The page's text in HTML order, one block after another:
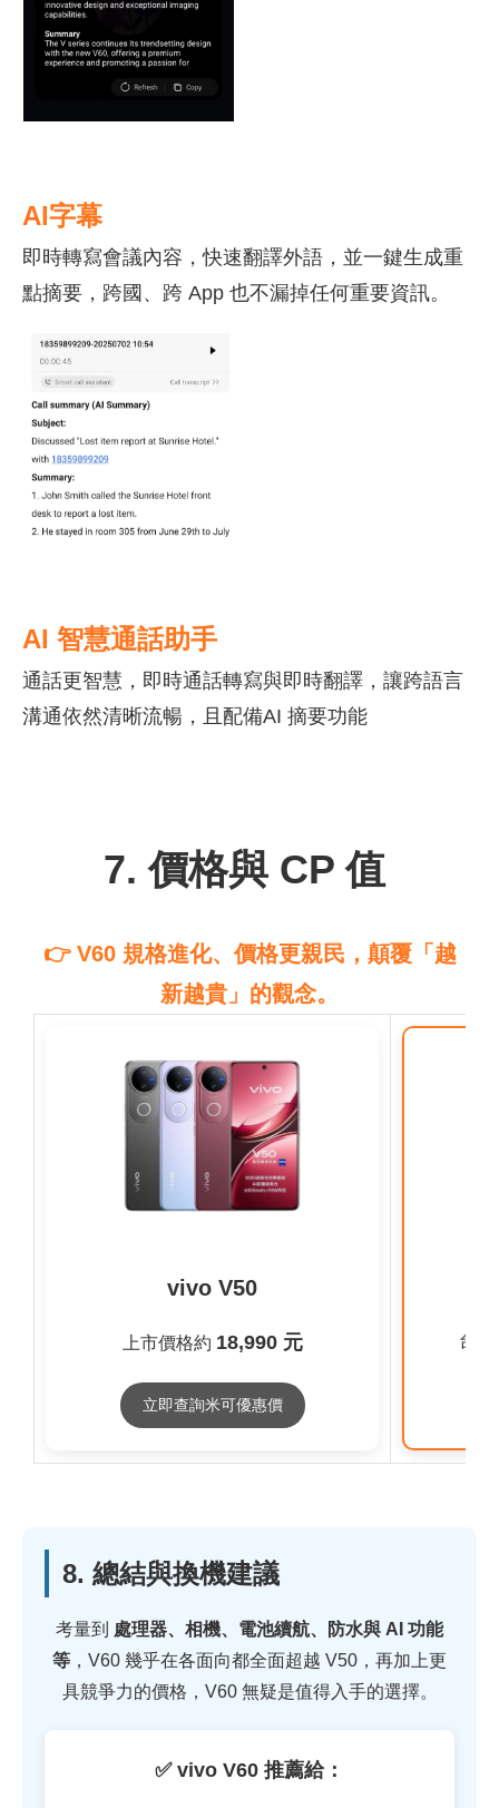
AI字幕
即時轉寫會議內容，快速翻譯外語， 並一鍵生成重
點摘要，跨國、跨 App 也不漏掉任何重要資訊。
AI 智慧通話助手
通話更智慧，即時通話轉寫與即時翻譯， 讓跨語言
溝通依然清晰流暢，且配備AI 摘要功能
7. 價格與 CP 值
👉 V60 規格進化、價格更親民，顛覆「越
新越貴」的觀念。
vivo V50
上市價格約 18,990 元
立即查詢米可優惠價
台
8. 總結與換機建議
考量到 處理器、相機、電池續航、防水與 AI 功能
等 ，V60 幾乎在各面向都全面超越 V50，再加上更
具競爭力的價格，V60 無疑是值得入手的選擇。
✅ vivo V60 推薦給：